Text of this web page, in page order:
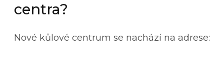
centra?
Nové kůlové centrum se nachází na adrese: